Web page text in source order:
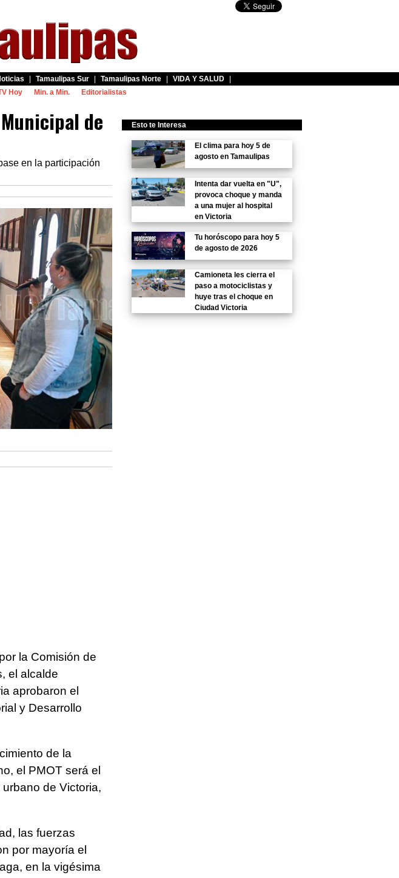
Tamaulipas Sur Tamaulipas Norte VIDA Y SALUD
Hoy Min. a Min. Editorialistas
de
en la participación
la Comisión de
el alcalde
aprobaron el
y Desarrollo
de la
el PMOT será el
de Victoria,
las fuerzas
por mayoría el
en la vigésima
Esto te Interesa
El clima para hoy 5 de
agosto en Tamaulipas
Intenta dar vuelta en "U",
provoca choque y manda
a una mujer al hospital
en Victoria
Tu horóscopo para hoy 5
de agosto de 2026
Camioneta les cierra el
paso a motociclistas y
huye tras el choque en
Ciudad Victoria